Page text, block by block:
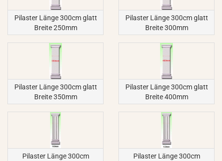
Pilaster Länge 300cm glatt
Breite 250mm
Pilaster Länge 300cm glatt
Breite 300mm
Pilaster Länge 300cm glatt
Breite 350mm
Pilaster Länge 300cm glatt
Breite 400mm
Pilaster Länge 300cm
Pilaster Länge 300cm